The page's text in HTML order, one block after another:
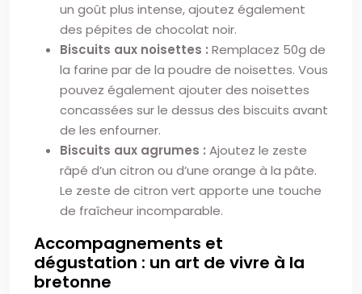
un goût plus intense, ajoutez également
des pépites de chocolat noir.
Biscuits aux noisettes : Remplacez 50g de
la farine par de la poudre de noisettes. Vous
pouvez également ajouter des noisettes
concassées sur le dessus des biscuits avant
de les enfourner.
Biscuits aux agrumes : Ajoutez le zeste
râpé d’un citron ou d’une orange à la pâte.
Le zeste de citron vert apporte une touche
de fraîcheur incomparable.
Accompagnements et
dégustation : un art de vivre à la
bretonne